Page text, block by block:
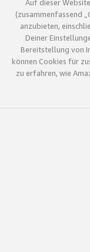
Auf dieser
(zusammenfassend
anzubieten,
Deiner
Bereitstellung von
können Cookies für
zu erfahren, wie